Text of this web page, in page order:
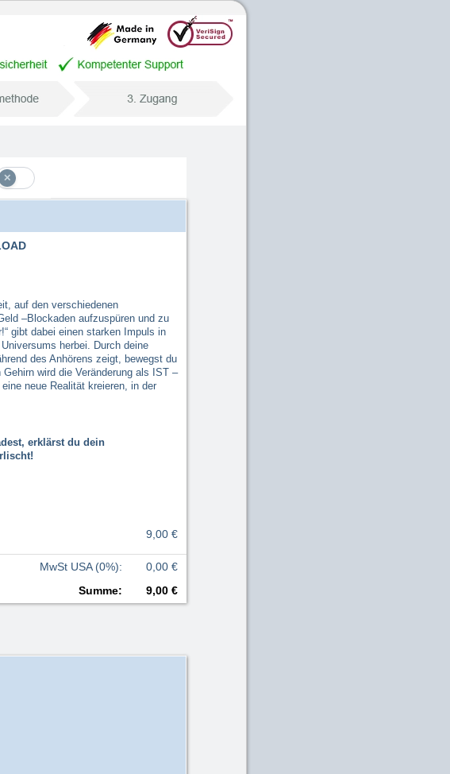
auf den verschiedenen
–Blockaden aufzuspüren und zu
gibt dabei einen starken Impuls in
herbei. Durch deine
des Anhörens zeigt, bewegst du
wird die Veränderung als IST –
neue Realität kreieren, in der
erklärst du dein
9,00 €
MwSt USA (0%):
0,00 €
Summe: 9,00 €